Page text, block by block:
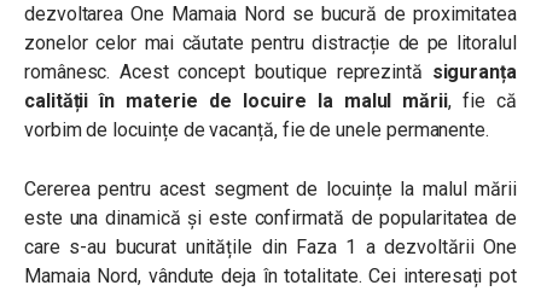
dezvoltarea One Mamaia Nord se bucură de proximitatea
zonelor celor mai căutate pentru distracție de pe litoralul
românesc. Acest concept boutique reprezintă siguranța
calității în materie de locuire la malul mării, fie că
vorbim de locuințe de vacanță, fie de unele permanente.
Cererea pentru acest segment de locuințe la malul mării
este una dinamică și este confirmată de popularitatea de
care s-au bucurat unitățile din Faza 1 a dezvoltării One
Mamaia Nord, vândute deja în totalitate. Cei interesați pot